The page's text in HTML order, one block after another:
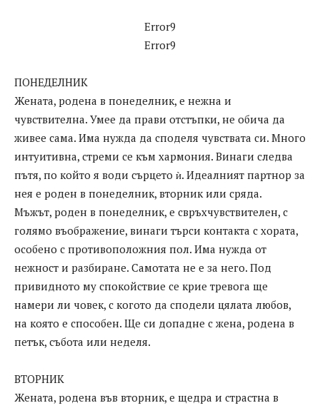
Error9
Error9
ПОНЕДЕЛНИК
Жената, родена в понеделник, е нежна и
чувствителна. Умее да прави отстъпки, не обича да
живее сама. Има нужда да споделя чувствата си. Много
интуитивна, стреми се към хармония. Винаги следва
пътя, по който я води сърцето ѝ. Идеалният партнор за
нея е роден в понеделник, вторник или сряда.
Мъжът, роден в понеделник, е свръхчувствителен, с
голямо въображение, винаги търси контакта с хората,
особено с противоположния пол. Има нужда от
нежност и разбиране. Самотата не е за него. Под
привидното му спокойствие се крие тревога ще
намери ли човек, с когото да сподели цялата любов,
на която е способен. Ще си допадне с жена, родена в
петък, събота или неделя.
ВТОРНИК
Жената, родена във вторник, е щедра и страстна в